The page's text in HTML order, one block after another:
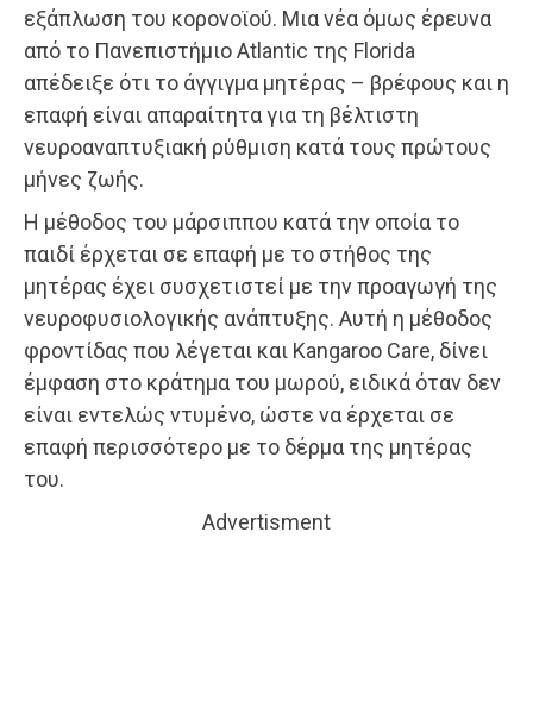
εξάπλωση του κορονοϊού. Μια νέα όμως έρευνα
από το Πανεπιστήμιο Atlantic της Florida
απέδειξε ότι το άγγιγμα μητέρας – βρέφους και η
επαφή είναι απαραίτητα για τη βέλτιστη
νευροαναπτυξιακή ρύθμιση κατά τους πρώτους
μήνες ζωής.
Η μέθοδος του μάρσιππου κατά την οποία το
παιδί έρχεται σε επαφή με το στήθος της
μητέρας έχει συσχετιστεί με την προαγωγή της
νευροφυσιολογικής ανάπτυξης. Αυτή η μέθοδος
φροντίδας που λέγεται και Kangaroo Care, δίνει
έμφαση στο κράτημα του μωρού, ειδικά όταν δεν
είναι εντελώς ντυμένο, ώστε να έρχεται σε
επαφή περισσότερο με το δέρμα της μητέρας
του.
Advertisment